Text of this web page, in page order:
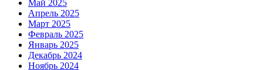
Май 2025
Апрель 2025
Март 2025
Февраль 2025
Январь 2025
Декабрь 2024
Ноябрь 2024